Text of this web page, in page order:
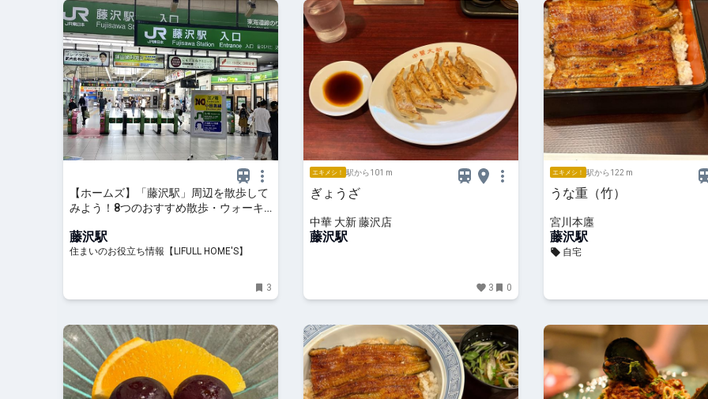
【ホームズ】「藤沢駅」周辺を散歩して
みよう！8つのおすすめ散歩・ウォーキ
情報
藤沢駅
住まいのお役立ち情報【LIFULL HOME'S】
3
エキメシ！ 駅から101 m
ぎょうざ
中華 大新 藤沢店
藤沢駅
3 0
エキメシ！ 駅から122 m
うな重（竹）
宮川本廛
藤沢駅
自宅